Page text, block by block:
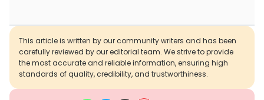
This article is written by our community writers and has been
carefully reviewed by our editorial team. We strive to provide
the most accurate and reliable information, ensuring high
standards of quality, credibility, and trustworthiness.